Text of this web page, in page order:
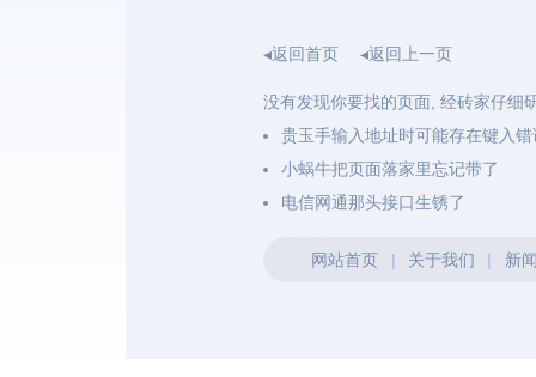
◂返回首页 ◂返回上一页
没有发现你要找的页面, 经砖家仔细
贵玉手输入地址时可能存在键入错
小蜗牛把页面落家里忘记带了
电信网通那头接口生锈了
网站首页 | 关于我们 | 新